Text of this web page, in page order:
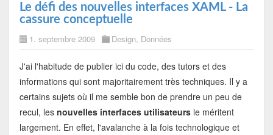
Le défi des nouvelles interfaces XAML - La
cassure conceptuelle
1. septembre 2009 Design, Données
J'ai l'habitude de publier ici du code, des tutors et des
informations qui sont majoritairement très techniques. Il y a
certains sujets où il me semble bon de prendre un peu de
recul, les nouvelles interfaces utilisateursle méritent
largement. En effet, l'avalanche à la fois technologique et